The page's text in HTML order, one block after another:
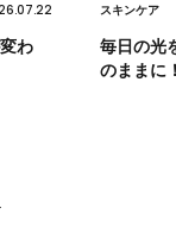
思い
ヘア
【クセ・
迷子必見